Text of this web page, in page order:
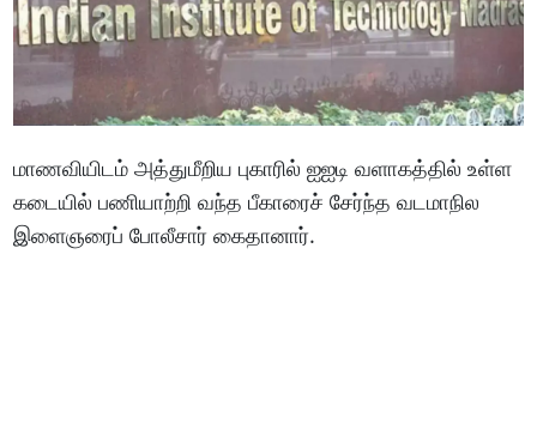
மாணவியிடம் அத்துமீறிய புகாரில் ஐஐடி வளாகத்தில் உள்ள
கடையில் பணியாற்றி வந்த பீகாரைச் சேர்ந்த வடமாநில
இளைஞரைப் போலீசார் கைதானார்.